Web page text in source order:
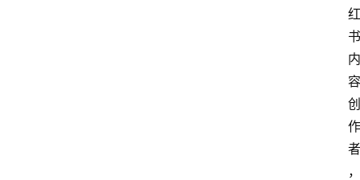
红
书
内
容
创
作
者
，